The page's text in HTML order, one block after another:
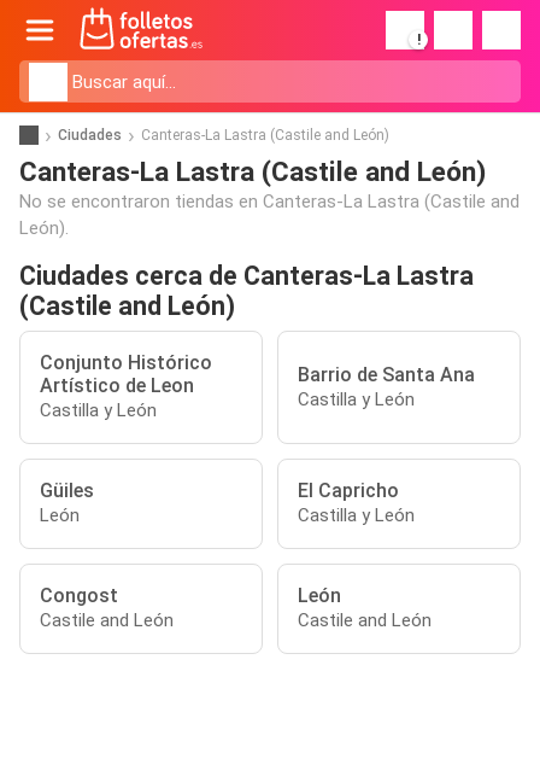
!
Ciudades Canteras-La Lastra (Castile and León)
Canteras-La Lastra (Castile and León)
No se encontraron tiendas en Canteras-La Lastra (Castile and
León).
Ciudades cerca de Canteras-La Lastra
(Castile and León)
Conjunto Histórico
Artístico de Leon
Castilla y León
Barrio de Santa Ana
Castilla y León
Güiles
León
El Capricho
Castilla y León
Congost
Castile and León
León
Castile and León